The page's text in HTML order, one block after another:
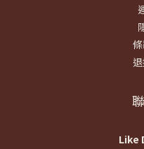
Like